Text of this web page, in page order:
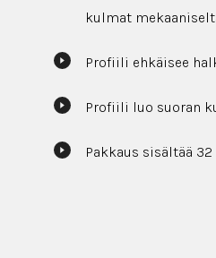
kulmat
Profiili ehkäisee
Profiili luo suoran
Pakkaus sisältää